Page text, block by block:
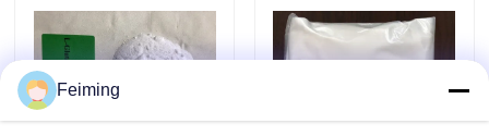
Мономер Polyimide
Резиновый материал для покрытий
Feiming